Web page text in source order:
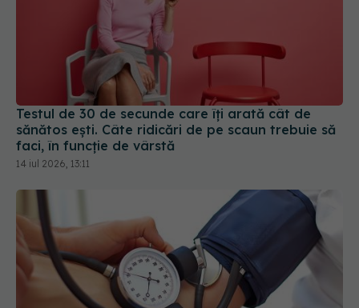
Testul de 30 de secunde care îți arată cât de
sănătos ești. Câte ridicări de pe scaun trebuie să
faci, în funcție de vârstă
14 iul 2026, 13:11